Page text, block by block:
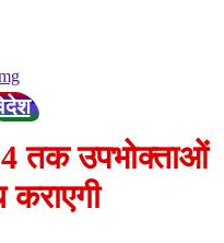
तक उपभोक्ताओं